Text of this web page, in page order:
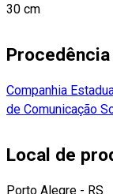
30 cm
Procedência
Companhia
de Comunicação
Local de
Porto Alegre - RS